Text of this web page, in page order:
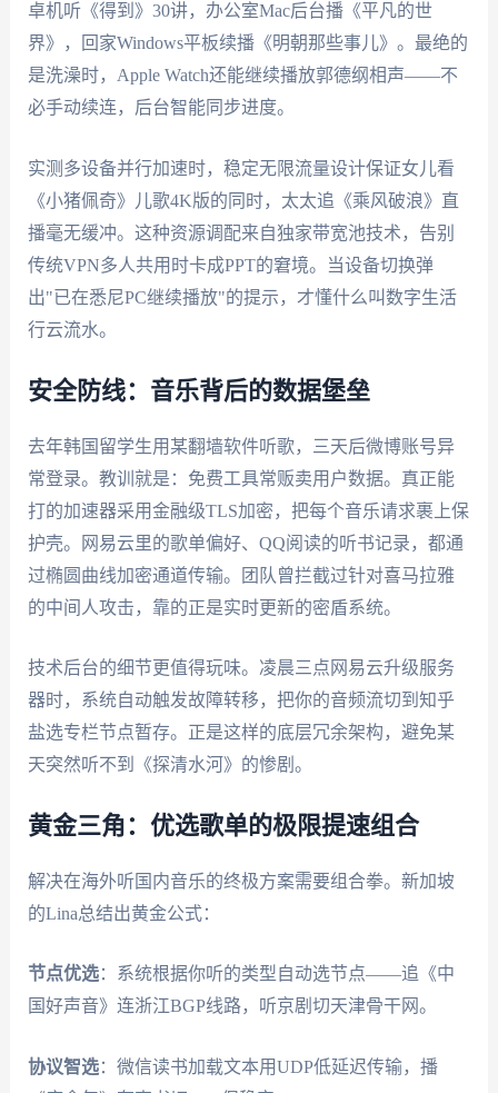
卓机听《得到》30讲，办公室Mac后台播《平凡的世
界》，回家Windows平板续播《明朝那些事儿》。最绝的
是洗澡时，Apple Watch还能继续播放郭德纲相声——不
必手动续连，后台智能同步进度。
实测多设备并行加速时，稳定无限流量设计保证女儿看
《小猪佩奇》儿歌4K版的同时，太太追《乘风破浪》直
播毫无缓冲。这种资源调配来自独家带宽池技术，告别
传统VPN多人共用时卡成PPT的窘境。当设备切换弹
出"已在悉尼PC继续播放"的提示，才懂什么叫数字生活
行云流水。
安全防线：音乐背后的数据堡垒
去年韩国留学生用某翻墙软件听歌，三天后微博账号异
常登录。教训就是：免费工具常贩卖用户数据。真正能
打的加速器采用金融级TLS加密，把每个音乐请求裹上保
护壳。网易云里的歌单偏好、QQ阅读的听书记录，都通
过椭圆曲线加密通道传输。团队曾拦截过针对喜马拉雅
的中间人攻击，靠的正是实时更新的密盾系统。
技术后台的细节更值得玩味。凌晨三点网易云升级服务
器时，系统自动触发故障转移，把你的音频流切到知乎
盐选专栏节点暂存。正是这样的底层冗余架构，避免某
天突然听不到《探清水河》的惨剧。
黄金三角：优选歌单的极限提速组合
解决在海外听国内音乐的终极方案需要组合拳。新加坡
的Lina总结出黄金公式：
节点优选：系统根据你听的类型自动选节点——追《中
国好声音》连浙江BGP线路，听京剧切天津骨干网。
协议智选：微信读书加载文本用UDP低延迟传输，播